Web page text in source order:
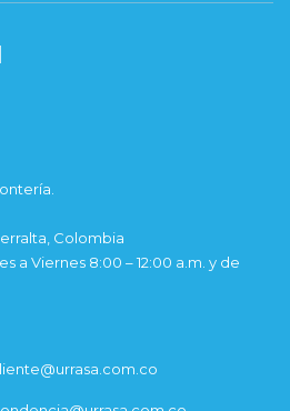
Colombia
a Viernes 8:00 – 12:00 a.m. y de